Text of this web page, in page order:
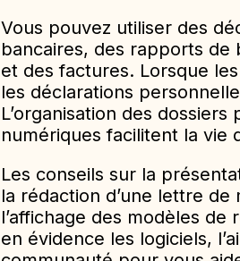
Vous pouvez utiliser des
bancaires, des rapports
et des factures. Lorsque
les déclarations
L’organisation des dossiers
numériques facilitent la vie
Les conseils sur la
la rédaction d’une lettre
l’affichage des modèles
en évidence les logiciels,